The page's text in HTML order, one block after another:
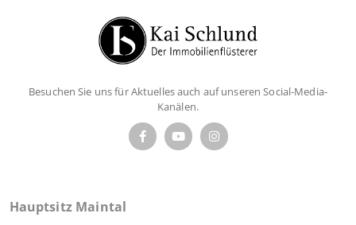
Besuchen Sie uns für Aktuelles auch auf unseren Social-Media-
Kanälen.
Hauptsitz Maintal